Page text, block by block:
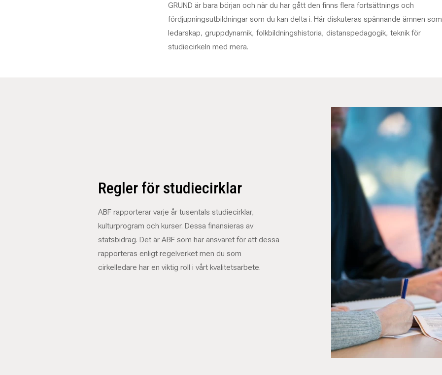
GRUND är bara början och när du har gått den finns flera fortsättnings och
fördjupningsutbildningar som du kan delta i. Här diskuteras spännande ämnen som
ledarskap, gruppdynamik, folkbildningshistoria, distanspedagogik, teknik för
studiecirkeln med mera.
Regler för studiecirklar
ABF rapporterar varje år tusentals studiecirklar,
kulturprogram och kurser. Dessa finansieras av
statsbidrag. Det är ABF som har ansvaret för att dessa
rapporteras enligt regelverket men du som
cirkelledare har en viktig roll i vårt kvalitetsarbete.